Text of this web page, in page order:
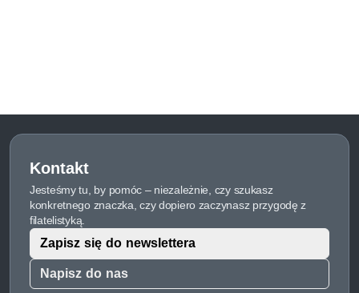
Kontakt
Jesteśmy tu, by pomóc – niezależnie, czy szukasz
konkretnego znaczka, czy dopiero zaczynasz przygodę z
filatelistyką.
Napisz do nas
Zapisz się do newslettera